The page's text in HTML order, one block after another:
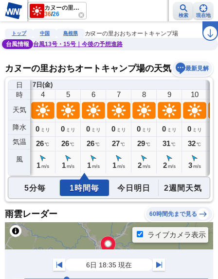
カヌーの里おおちオートキャンプ場
36/26 検索 現在地
雨雲レーダー 台風情報 地震情報 警報・注意報 2週間天気 ラ
トップ 中国 島根県
カヌーの里おおちオートキャンプ場
台風情報
台風13号・15号｜今後の予想進路
カヌーの里おおちオートキャンプ場の天気予報最新見解
日
時
天気
降水
気温
風
7日(金)
3
0ミリ
27℃
4
0 ミリ
26℃
1 m/s
5
0 ミリ
26℃
1 m/s
6
0 ミリ
26℃
1 m/s
7
0 ミリ
27℃
1 m/s
8
0 ミリ
29℃
2 m/s
9
0 ミリ
31℃
2 m/s
10
0 ミリ
32℃
3 m/s
5分毎 1時間毎 今日明日 2週間天気
雨雲レーダー 60時間先まで見る